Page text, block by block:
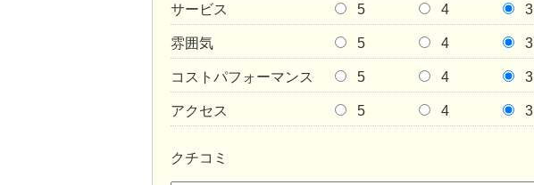
サービス 5 4 3
雰囲気 5 4 3
コストパフォーマンス 5 4 3
アクセス 5 4 3
クチコミ